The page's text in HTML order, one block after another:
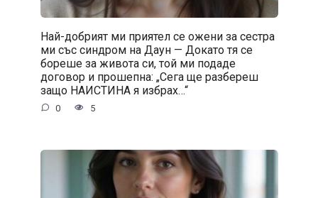
Най-добрият ми приятел се ожени за сестра
ми със синдром на Даун — Докато тя се
бореше за живота си, той ми подаде
договор и прошепна: „Сега ще разбереш
защо НАИСТИНА я избрах…“
0 5